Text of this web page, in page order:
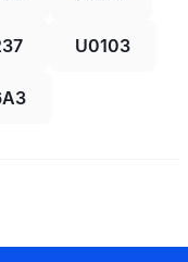
U0103